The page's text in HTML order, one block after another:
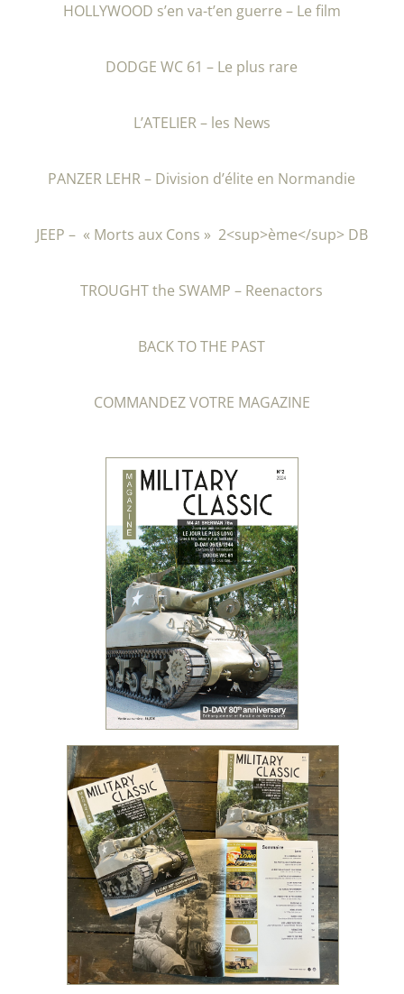
HOLLYWOOD s’en va-t’en guerre – Le film
DODGE WC 61 – Le plus rare
L’ATELIER – les News
PANZER LEHR – Division d’élite en Normandie
JEEP – « Morts aux Cons » 2<sup>ème</sup> DB
TROUGHT the SWAMP – Reenactors
BACK TO THE PAST
COMMANDEZ VOTRE MAGAZINE